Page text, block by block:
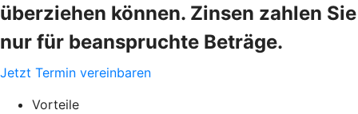
überziehen können. Zinsen zahlen Sie
nur für beanspruchte Beträge.
Jetzt Termin vereinbaren
Vorteile